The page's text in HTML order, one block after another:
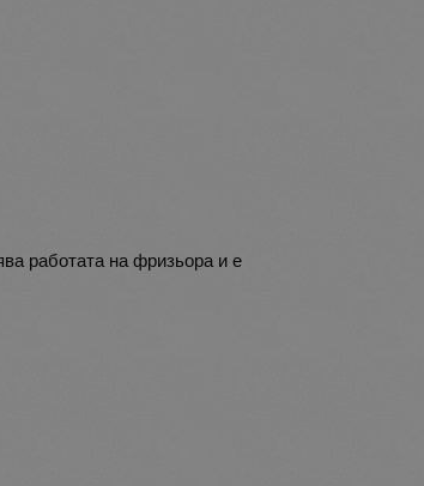
работата на фризьора и е